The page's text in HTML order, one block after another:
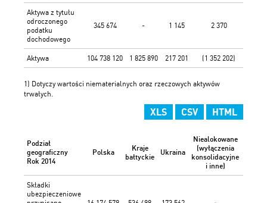
Aktywa z tytułu
odroczonego
podatku
dochodowego
345 674 - 1 145 2 370
Aktywa 104 738 120 1 825 890 217 201 (1 352 202)
1) Dotyczy wartości niematerialnych oraz rzeczowych aktywów
trwałych.
XLS CSV HTML
Podział
geograficzny
Rok 2014
Polska
Kraje
bałtyckie
Ukraina
Niealokowane
(wyłączenia
konsolidacyjne
i inne)
Składki
ubezpieczeniowe